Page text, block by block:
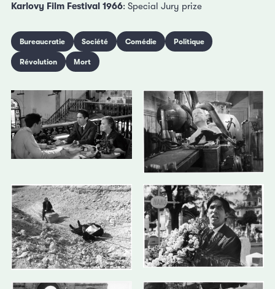
Karlovy Film Festival 1966: Special Jury prize
Bureaucratie Société Comédie Politique
Révolution Mort